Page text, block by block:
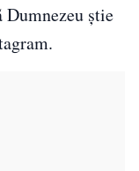
Dumnezeu știe